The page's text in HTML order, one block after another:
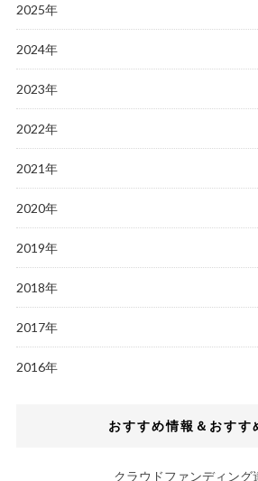
2025年
2024年
2023年
2022年
2021年
2020年
2019年
2018年
2017年
2016年
おすすめ情報＆おすす
クラウドファンディング